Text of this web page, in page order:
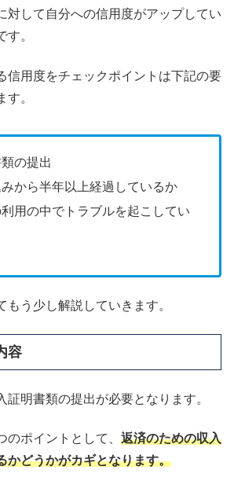
対して自分への信用度がアップしてい
す。
信用度をチェックポイントは下記の要
。
の提出
から半年以上経過しているか
用の中でトラブルを起こしてい
もう少し解説していきます。
容
証明書類の提出が必要となります。
ポイントとして、 返済のための収入
かどうかがカギとなります。